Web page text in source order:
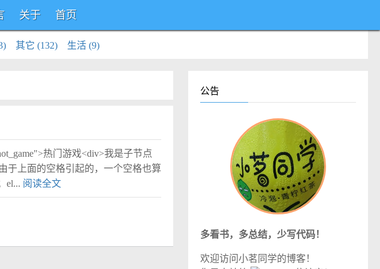
关于 首页
其它 (132) 生活 (9)
热门游戏<div>我是子节点
于上面的空格引起的，一个空格也算
el... 阅读全文
公告
多看书，多总结，少写代码！
欢迎访问小茗同学的博客！